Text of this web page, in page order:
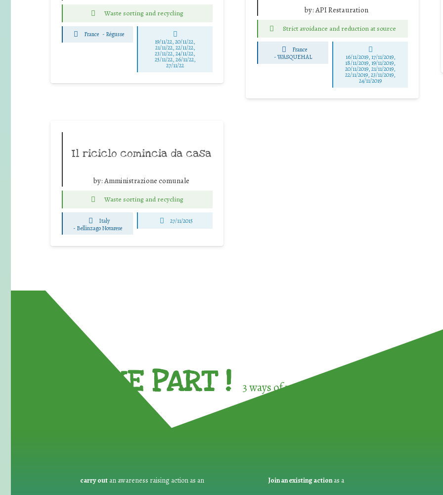
Waste sorting and recycling
France - Régusse
19/11/22, 20/11/22,
21/11/22, 22/11/22,
23/11/22, 24/11/22,
25/11/22, 26/11/22,
27/11/22
by:API Restauration
Strict avoidance and reduction at source
France
-WASQUEHAL 16/11/2019, 17/11/2019,
18/11/2019, 19/11/2019,
20/11/2019, 21/11/2019,
22/11/2019, 23/11/2019,
24/11/2019
Il riciclo comincia da casa
by:Amministrazione comunale
Waste sorting and recycling
Italy
- Bellinzago Novarese
27/11/2015
TAKE PART ! 3 ways of participating in the
carry out an awareness raising action as an Join an existing actionas a